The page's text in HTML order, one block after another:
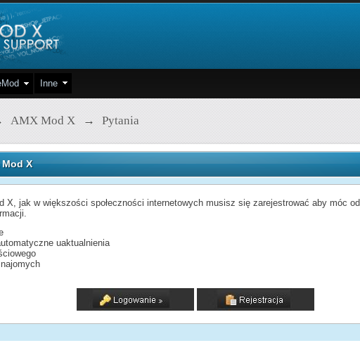
Inne
AMX Mod X → Pytania
X
X, jak w większości społeczności internetowych musisz się zarejestrować aby móc
uaktualnienia